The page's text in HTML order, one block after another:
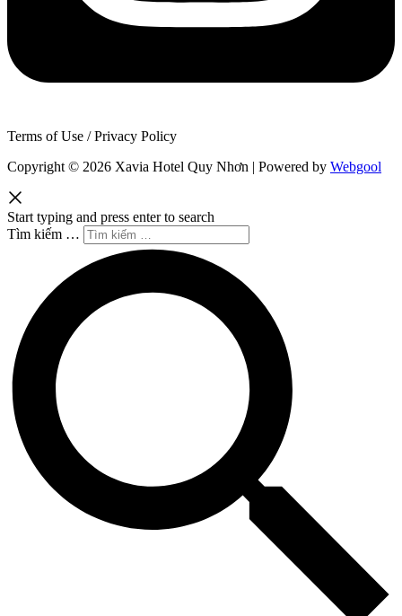
Terms of Use / Privacy Policy
Copyright © 2026 Xavia Hotel Quy Nhơn | Powered by Webgool
Start typing and press enter to search
Tìm kiếm …